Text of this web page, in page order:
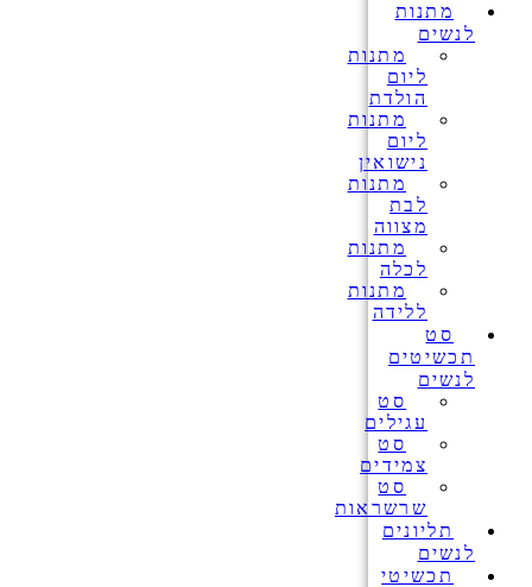
מתנות
לנשים
מתנות
ליום
הולדת
מתנות
ליום
נישואין
מתנות
לבת
מצווה
מתנות
לכלה
מתנות
ללידה
סט
תכשיטים
לנשים
סט
עגילים
סט
צמידים
סט
שרשראות
תליונים
לנשים
תכשיטי